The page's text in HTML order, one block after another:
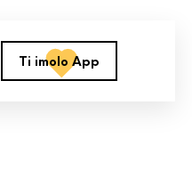
Ti imolo App